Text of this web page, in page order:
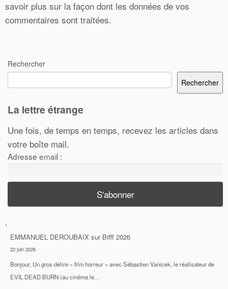
savoir plus sur la façon dont les données de vos
commentaires sont traitées.
Rechercher
Rechercher
La lettre étrange
Une fois, de temps en temps, recevez les articles dans
votre boîte mail.
Adresse email :
EMMANUEL DEROUBAIX sur Bifff 2026
22 juin 2026
Bonjour, Un gros délire « film horreur » avec Sébastien Vanicek, le réalisateur de
EVIL DEAD BURN (au cinéma le…